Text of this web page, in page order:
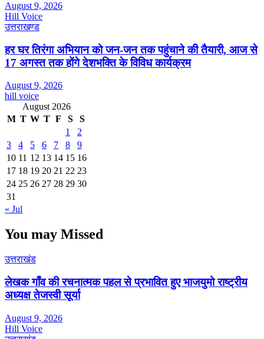
August 9, 2026
Hill Voice
उत्तराखण्ड
हर घर तिरंगा अभियान को जन-जन तक पहुंचाने की तैयारी, आज से
17 अगस्त तक होंगे देशभक्ति के विविध कार्यक्रम
August 9, 2026
hill voice
August 2026
M T W T F S
S
1
2
3
4 5 6 7 8
9
10 11 12 13 14 15 16
17 18 19 20 21 22 23
24 25 26 27 28 29 30
31
« Jul
You may Missed
उत्तराखंड
लेखक गाँव की रचनात्मक पहल से प्रभावित हुए भाजयुमो राष्ट्रीय
अध्यक्ष तेजस्वी सूर्या
August 9, 2026
Hill Voice